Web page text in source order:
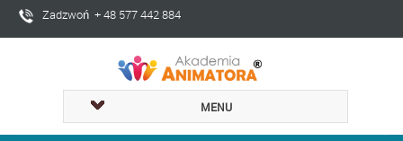
Zadzwoń + 48 577 442 884
MENU